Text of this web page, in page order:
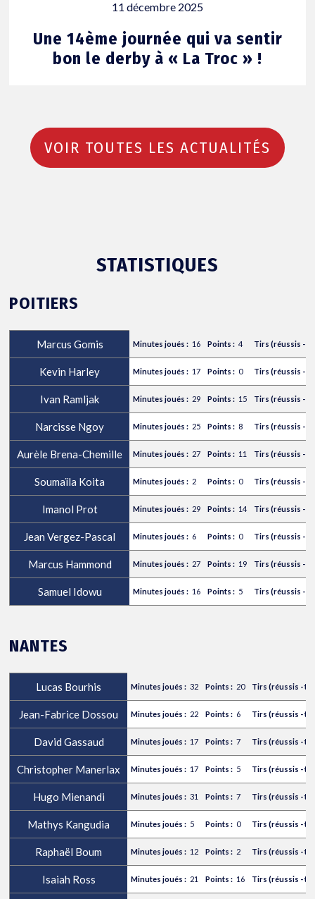
11 décembre 2025
Une 14ème journée qui va sentir
bon le derby à « La Troc » !
VOIR TOUTES LES ACTUALITÉS
STATISTIQUES
POITIERS
Marcus Gomis 16 4
Kevin Harley 17 0
Ivan Ramljak 29 15
Narcisse Ngoy 25 8
Aurèle Brena-Chemille 27 11
Soumaïla Koita 2 0
Imanol Prot 29 14
Jean Vergez-Pascal 6 0
Marcus Hammond 27 19
Samuel Idowu 16 5
NANTES
Lucas Bourhis 32 20
Jean-Fabrice Dossou 22 6
David Gassaud 17 7
Christopher Manerlax 17 5
Hugo Mienandi 31 7
Mathys Kangudia 5 0
Raphaël Boum 12 2
Isaiah Ross 21 16